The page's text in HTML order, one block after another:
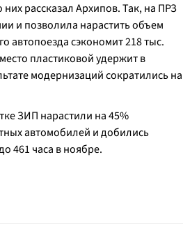
рассказал Архипов. Так, на ПРЗ
и позволила нарастить объем
автопоезда сэкономит 218 тыс.
пластиковой удержит в
модернизаций сократились на
ЗИП нарастили на 45%
автомобилей и добились
461 часа в ноябре.